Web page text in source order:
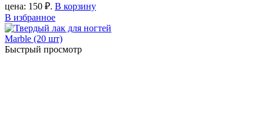
цена: 150 ₽. В корзину
В избранное
Быстрый просмотр